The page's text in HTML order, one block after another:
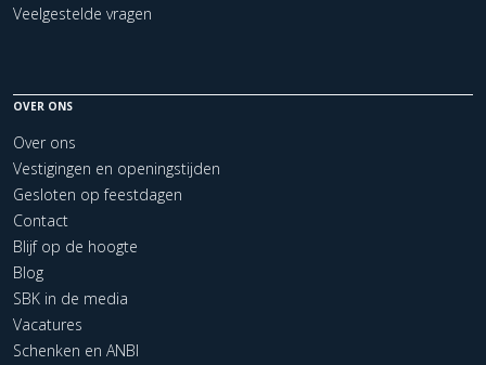
Veelgestelde vragen
OVER ONS
Over ons
Vestigingen en openingstijden
Gesloten op feestdagen
Contact
Blijf op de hoogte
Blog
SBK in de media
Vacatures
Schenken en ANBI